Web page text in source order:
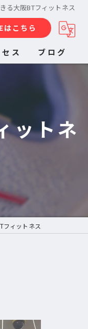
る大阪BTフィットネス
はこちら
ス ブログ
ットネ
フィットネス